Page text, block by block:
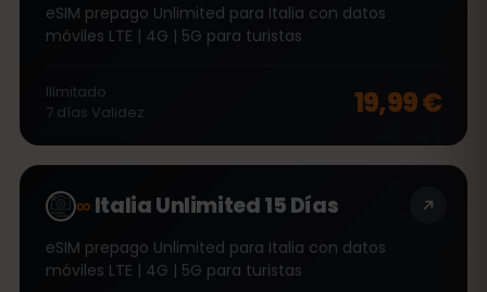
eSIM prepago Unlimited para Italia con datos
móviles LTE | 4G | 5G para turistas
Ilimitado
7 días Validez 19,99 €
∞Italia Unlimited 15 Días
eSIM prepago Unlimited para Italia con datos
móviles LTE | 4G | 5G para turistas